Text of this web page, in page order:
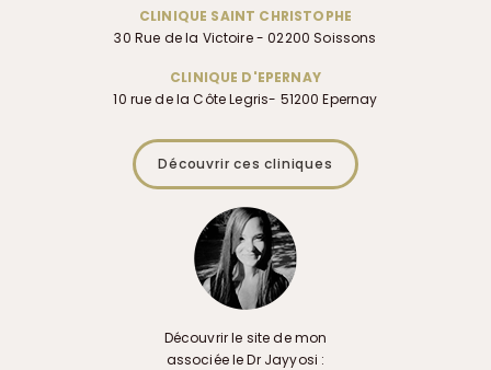
CLINIQUE SAINT CHRISTOPHE
30 Rue de la Victoire - 02200 Soissons
CLINIQUE D'EPERNAY
10 rue de la Côte Legris- 51200 Epernay
Découvrir ces cliniques
Découvrir le site de mon
associée le Dr Jayyosi :